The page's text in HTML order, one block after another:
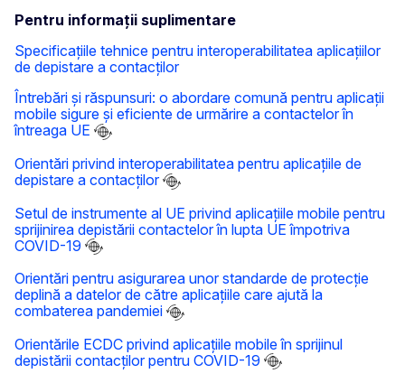
Pentru informații suplimentare
Specificațiile tehnice pentru interoperabilitatea aplicațiilor
de depistare a contacților
Întrebări și răspunsuri: o abordare comună pentru aplicații
mobile sigure și eficiente de urmărire a contactelor în
întreaga UE
Orientări privind interoperabilitatea pentru aplicațiile de
depistare a contacților
Setul de instrumente al UE privind aplicațiile mobile pentru
sprijinirea depistării contactelor în lupta UE împotriva
COVID-19
Orientări pentru asigurarea unor standarde de protecție
deplină a datelor de către aplicațiile care ajută la
combaterea pandemiei
Orientările ECDC privind aplicațiile mobile în sprijinul
depistării contacților pentru COVID-19